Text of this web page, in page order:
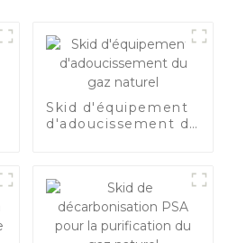
Skid d'équipement
d'adoucissement du